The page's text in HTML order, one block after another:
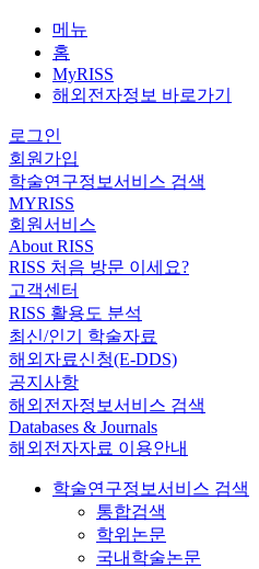
메뉴
홈
MyRISS
해외전자정보 바로가기
로그인
회원가입
학술연구정보서비스 검색
MYRISS
회원서비스
About RISS
RISS 처음 방문 이세요?
고객센터
RISS 활용도 분석
최신/인기 학술자료
해외자료신청(E-DDS)
공지사항
해외전자정보서비스 검색
Databases & Journals
해외전자자료 이용안내
학술연구정보서비스 검색
통합검색
학위논문
국내학술논문